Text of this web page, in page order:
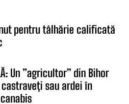
pentru tâlhărie calificată
Un ”agricultor” din Bihor
sau ardei în